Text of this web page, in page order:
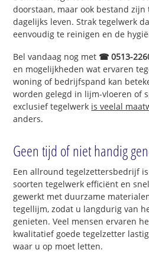
doorstaan, maar ook bestand
dagelijks leven. Strak tegelwerk
eenvoudig te reinigen en de
Bel vandaag nog met ☎ 0513-
en mogelijkheden wat ervaren
woning of bedrijfspand kan
worden gelegd in lijm-vloeren of
exclusief tegelwerk is veelal
anders.
Geen tijd of niet handig
Een allround tegelzettersbedrijf
soorten tegelwerk efficiënt en
gewerkt met duurzame
tegellijm, zodat u langdurig van
genieten. Veel mensen ervaren
kwalitatief goede tegelzetter
waar u op moet letten.